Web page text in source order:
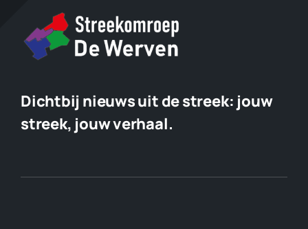
Dichtbij nieuws uit de streek: jouw
streek, jouw verhaal.